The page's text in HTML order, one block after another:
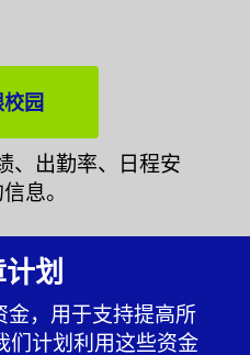
园
、出勤率、日程安
息。
划
金，用于支持提高所
们计划利用这些资金